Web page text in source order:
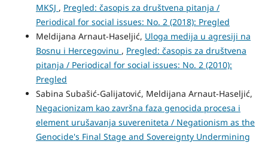
MKSJ , Pregled: časopis za društvena pitanja /
Periodical for social issues: No. 2 (2018): Pregled
Meldijana Arnaut-Haseljić, Uloga medija u agresiji na
Bosnu i Hercegovinu , Pregled: časopis za društvena
pitanja / Periodical for social issues: No. 2 (2010):
Pregled
Sabina Subašić-Galijatović, Meldijana Arnaut-Haseljić,
Negacionizam kao završna faza genocida procesa i
element urušavanja suvereniteta / Negationism as the
Genocide's Final Stage and Sovereignty Undermining